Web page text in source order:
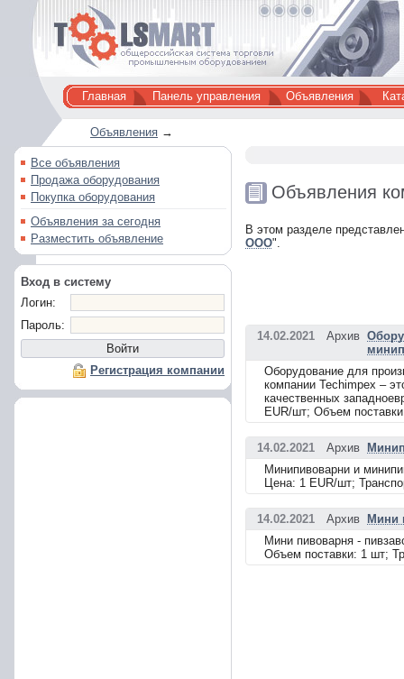
Главная Панель управления Объявления
Объявления →
Все объявления
Продажа оборудования
Покупка оборудования
Объявления за сегодня
Разместить объявление
Вход в систему
Логин:
Пароль:
Регистрация компании
Объявления
В этом разделе
ООО".
14.02.2021 Архив
Оборудование для
компании Techimpex –
качественных
EUR/шт; Объем
14.02.2021 Архив
Минипивоварни и
Цена: 1 EUR/шт;
14.02.2021 Архив
Мини
Мини пивоварня -
Объем поставки: 1 шт;